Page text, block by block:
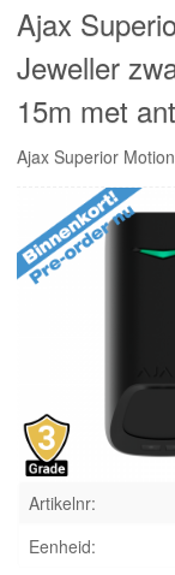
SUPPORT
RMA
MIJN OSEC
CONTACT
INLOGGEN
Ajax
Jeweller
15m met
Ajax Superior
Artikelnr:
Eenheid: